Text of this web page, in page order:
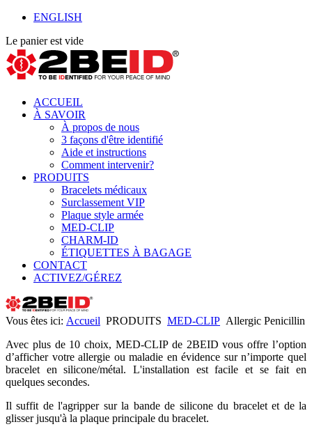
ENGLISH
Le panier est vide
ACCUEIL
À SAVOIR
À propos de nous
3 façons d'être identifié
Aide et instructions
Comment intervenir?
PRODUITS
Bracelets médicaux
Surclassement VIP
Plaque style armée
MED-CLIP
CHARM-ID
ÉTIQUETTES À BAGAGE
CONTACT
ACTIVEZ/GÉREZ
Vous êtes ici: Accueil PRODUITS MED-CLIP Allergic Penicillin
Avec plus de 10 choix, MED-CLIP de 2BEID vous offre l’option
d’afficher votre allergie ou maladie en évidence sur n’importe quel
bracelet en silicone/métal. L'installation est facile et se fait en
quelques secondes.
Il suffit de l'agripper sur la bande de silicone du bracelet et de la
glisser jusqu'à la plaque principale du bracelet.